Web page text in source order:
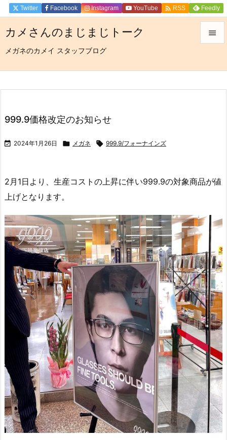
カメさんのまじまじトーク
メガネのカメイ スタッフブログ

サイド
Twitter Facebook Instagram YouTube  RSS Feedly
999.9価格改定のお知らせ
 2024年1月26日  メガネ  999.9/フォーナインズ
2月1日より、生産コストの上昇に伴い999.9の対象商品が値
上げとなります。